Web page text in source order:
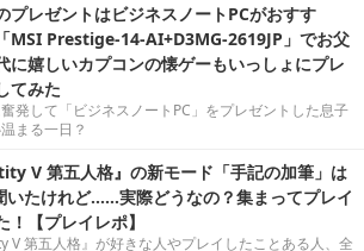
プレゼントはビジネスノートPCがおすす
MSI Prestige-14-AI+D3MG-2619JP」でお父
に嬉しいカプコンの懐ゲーもいっしょにプレ
てみた
発して「ビジネスノートPC」をプレゼントした息子
まる一日？
V 第五人格』の新モード「手記の加筆」は
いたけれど……実際どうなの？集まってプレイ
！【プレイレポ】
V 第五人格』が好きな人やプレイしたことある人、全